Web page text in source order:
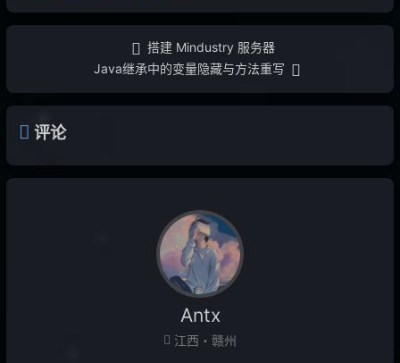
搭建 Mindustry 服务器
Java继承中的变量隐藏与方法重写
评论
Antx
江西・赣州